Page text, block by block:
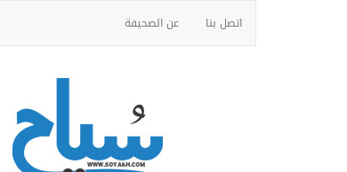
اتصل بنا عن الصحيفة